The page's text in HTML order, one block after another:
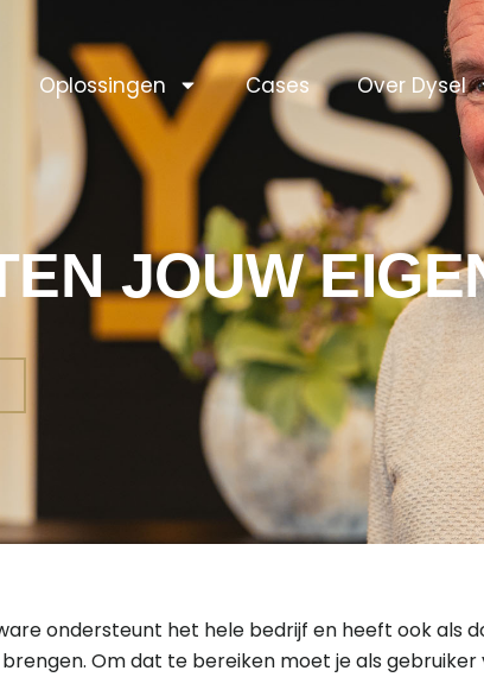
Oplossingen Cases Over Dysel
JOUW
ondersteunt het hele bedrijf en heeft ook als
Om dat te bereiken moet je als